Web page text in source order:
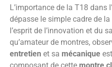
L’importance de la T18 dans
dépasse le simple cadre de
l’esprit de l’innovation et du
qu’amateur de montres,
entretien et sa mécanique